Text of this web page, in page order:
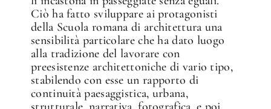
Ciò ha fatto sviluppare ai protagonisti
della Scuola romana di architettura una
sensibilità particolare che ha dato luogo
alla tradizione del lavorare con
preesistenze architettoniche di vario tipo,
stabilendo con esse un rapporto di
continuità paesaggistica, urbana,